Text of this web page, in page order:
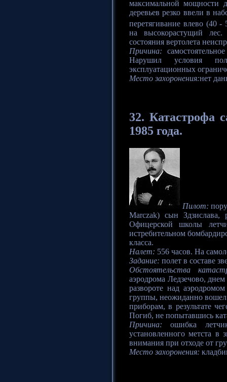
максимальной мощности
деревьев резко ввели в
перетягивание влево (40 -
на высокорастущий лес.
состояния вертолета
Причина:
Нарушил условия
эксплуатационных
Место захоронения:нет
32. Катастрофа
1985 года.
Пилот:
Marczak) сын Здзислава,
Офицерской школы
истребительном
класса.
Налет: 556 часов. На
Задание: полет в составе
Обстоятельства
аэродрома Ледзечово,
развороте над
группы, неожиданно вошел
приборам, в результате
Погиб, не попытавшись
Причина: ошибка
установленного метста в
внимания при отходе от
Место захоронения: